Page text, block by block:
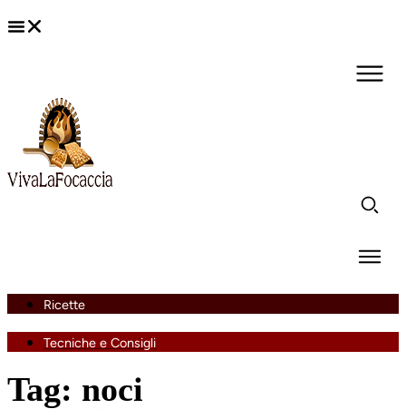
Ricette
Tecniche e Consigli
Tag: noci